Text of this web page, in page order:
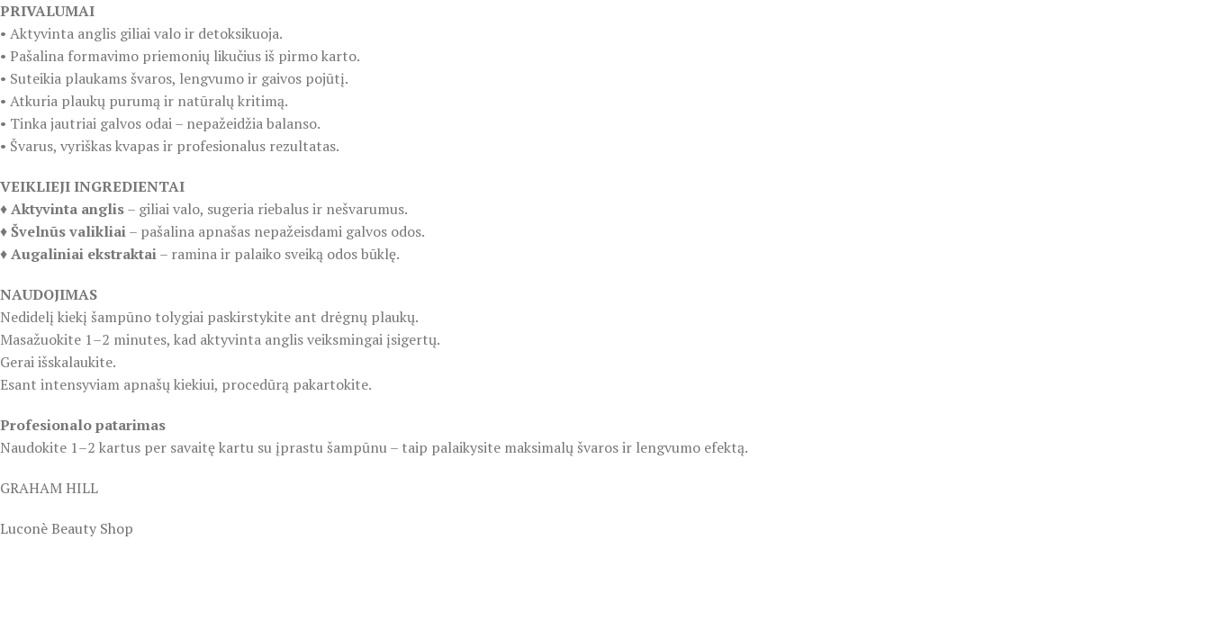
PRIVALUMAI
• Aktyvinta anglis giliai valo ir detoksikuoja.
• Pašalina formavimo priemonių likučius iš pirmo karto.
• Suteikia plaukams švaros, lengvumo ir gaivos pojūtį.
• Atkuria plaukų purumą ir natūralų kritimą.
• Tinka jautriai galvos odai – nepažeidžia balanso.
• Švarus, vyriškas kvapas ir profesionalus rezultatas.
VEIKLIEJI INGREDIENTAI
♦️Aktyvinta anglis– giliai valo, sugeria riebalus ir nešvarumus.
♦️Švelnūs valikliai– pašalina apnašas nepažeisdami galvos odos.
♦️Augaliniai ekstraktai– ramina ir palaiko sveiką odos būklę.
NAUDOJIMAS
Nedidelį kiekį šampūno tolygiai paskirstykite ant drėgnų plaukų.
Masažuokite 1–2 minutes, kad aktyvinta anglis veiksmingai įsigertų.
Gerai išskalaukite.
Esant intensyviam apnašų kiekiui, procedūrą pakartokite.
Profesionalo patarimas
Naudokite 1–2 kartus per savaitę kartu su įprastu šampūnu – taip palaikysite maksimalų švaros ir lengvumo efektą.
GRAHAM HILL
Luconè Beauty Shop